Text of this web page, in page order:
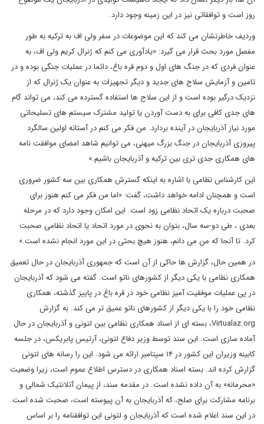
روز است و توافقاتی نیز در این زمینه وجود دارد.
وردیف خاطرنشان می کند که این موضوعات در سفر ولی اف به ترکیه به طور
مفصل مورد بحث قرار می گیرد: «یادآوری می کنم که ژنرال کریم ولی اف، به
عنوان فردی که در جنگ های اول و دوم قره باغ، دائما در عملیات جنگی بوده و در
تامین و آزمایش سلاح های جدید و دیگر تجهیزات به عنوان یک ژنرال که از
نزدیک درگیر بوده است و از این سلاح ها استفاده گسترده می کند، می تواند گام
های جدی کافی برای به دست آوردن یا تولید مشترک سیستم های تسلیحاتی
مورد نیاز آذربایجان در آینده بردارد. من فکر می کنم در آستانه اولین سالگرد
پیروزی آذربایجان در جنگ بزرگ میهنی، می توانیم شاهد امضای موافقت نامه
های همکاری جدی تری بین ترکیه و آذربایجان باشیم.»
این کارشناس نظامی با اشاره به اینکه گسترش همکاری بین سه کشور ضروری
است و همچنان ادامه خواهد داشت، گفت: «اما من فکر می کنم هنوز برای
صحبت درباره یک اتحاد نظامی زود است. این امکان وجود دارد که در مرحله
بعدی ، طی دو-سه سال، بتوان به نحوی در مورد اتحاد یا اتحاد نظامی صحبت
کرد. تا آنجا که من می دانم، هنوز هیچ بحثی در این مورد انجام نشده است.»
در همین حال، گزارش ها حاکی از آن است که جمهوری آذربایجان در حال تعمیق
همکاری نظامی با یکی دیگر از کشورهای ناتو است. گفته می شود که آذربایجان
در پی عملیات موفقیت آمیز نظامی خود در قره باغ در پاییز گذشته، همکاری
نظامی خود را با یکی دیگر از کشورهای ناتو عمیق تر می کند. به گزارش
Virtualaz.org، بسته ای از اسناد همکاری نظامی بین لتونی و آذربایجان در حال
آماده سازی است. این سند توسط وزیر دفاع لتونی، آرتیس پابریکس، در جلسه
کابینه وزیران این کشور در ۱۴ سپتامبر ارائه می شود. این را رسانه های لتونی
گزارش کرده اند. بسته اسناد همکاری در دسترس اطلاع عموم است، زیرا وضعیت
«محرمانه» به آن داده نشده است. در مقدمه سند، از پیمان آتلانتیک شمالی و
برنامه مشارکت برای صلح، که آذربایجان به آن پیوسته است، صحبت شده است.
در این سند اعلام شده است که آذربایجان و لتونی این توافقنامه را بر اساس